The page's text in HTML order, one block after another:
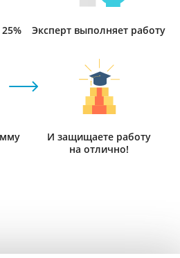
Эксперт выполняет работу
И защищаете работу
на отлично!